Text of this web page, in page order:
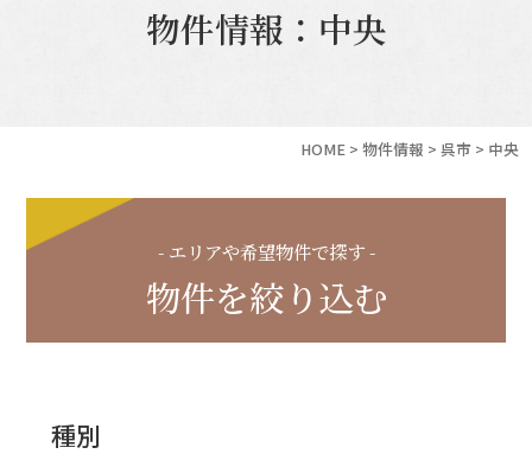
物件情報：中央
HOME> 物件情報 > 呉市 > 中央
- エリアや希望物件で探す -
物件を絞り込む
種別